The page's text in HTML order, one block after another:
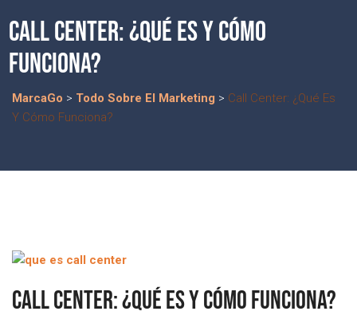
CALL CENTER: ¿QUÉ ES Y CÓMO
FUNCIONA?
MarcaGo > Todo Sobre El Marketing > Call Center: ¿Qué Es
Y Cómo Funciona?
Call center: ¿Qué es y cómo funciona?